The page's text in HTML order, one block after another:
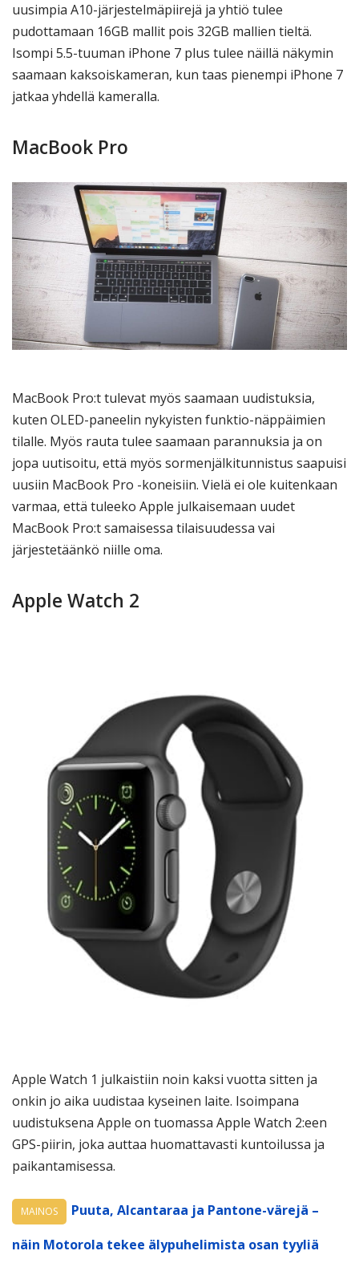
uusimpia A10-järjestelmäpiirejä ja yhtiö tulee
pudottamaan 16GB mallit pois 32GB mallien tieltä.
Isompi 5.5-tuuman iPhone 7 plus tulee näillä näkymin
saamaan kaksoiskameran, kun taas pienempi iPhone 7
jatkaa yhdellä kameralla.
MacBook Pro
MacBook Pro:t tulevat myös saamaan uudistuksia,
kuten OLED-paneelin nykyisten funktio-näppäimien
tilalle. Myös rauta tulee saamaan parannuksia ja on
jopa uutisoitu, että myös sormenjälkitunnistus saapuisi
uusiin MacBook Pro -koneisiin. Vielä ei ole kuitenkaan
varmaa, että tuleeko Apple julkaisemaan uudet
MacBook Pro:t samaisessa tilaisuudessa vai
järjestetäänkö niille oma.
Apple Watch 2
Apple Watch 1 julkaistiin noin kaksi vuotta sitten ja
onkin jo aika uudistaa kyseinen laite. Isoimpana
uudistuksena Apple on tuomassa Apple Watch 2:een
GPS-piirin, joka auttaa huomattavasti kuntoilussa ja
paikantamisessa.
MAINOS
Puuta, Alcantaraa ja Pantone-värejä –
näin Motorola tekee älypuhelimista osan tyyliä